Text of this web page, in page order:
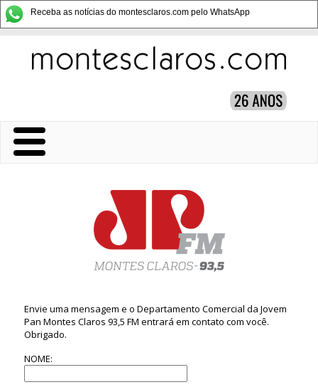
Receba as notícias do montesclaros.com pelo WhatsApp
Envie uma mensagem e o Departamento Comercial da Jovem
Pan Montes Claros 93,5 FM entrará em contato com você.
Obrigado.
NOME: